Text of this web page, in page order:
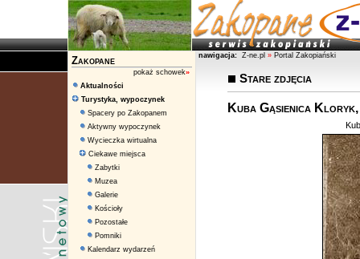
Zakopane
pokaż schowek»
Aktualności
Turystyka, wypoczynek
Spacery po Zakopanem
Aktywny wypoczynek
Wycieczka wirtualna
Ciekawe miejsca
Zabytki
Muzea
Galerie
Kościoły
Pozostałe
Pomniki
Kalendarz wydarzeń
nawigacja: Z-ne.pl » Portal Zakopiański
Stare zdjęcia
Kuba Gąsienica